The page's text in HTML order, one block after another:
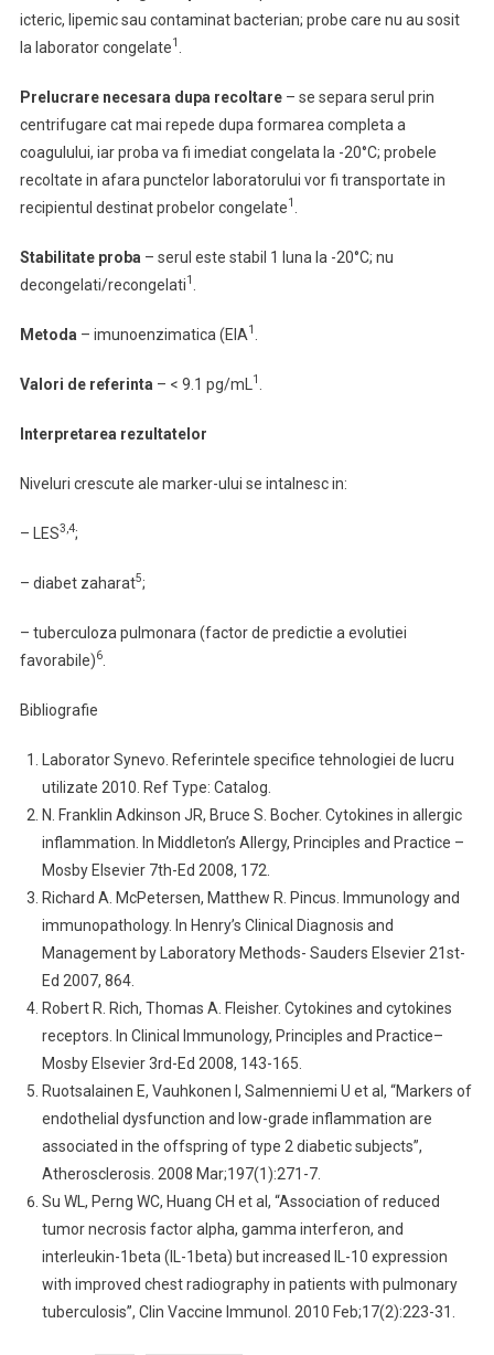
icteric, lipemic sau contaminat bacterian; probe care nu au sosit
la laborator congelate1
Prelucrare necesara dupa recoltare – se separa serul prin
centrifugare cat mai repede dupa formarea completa a
coagulului, iar proba va fi imediat congelata la -20°C; probele
recoltate in afara punctelor laboratorului vor fi transportate in
recipientul destinat probelor congelate1
Stabilitate proba – serul este stabil 1 luna la -20°C; nu
decongelati/recongelati1
Metoda – imunoenzimatica (EIA1
Valori de referinta – < 9.1 pg/mL 1
Interpretarea rezultatelor
Niveluri crescute ale marker-ului se intalnesc in:
– LES3,4;
– diabet zaharat5;
– tuberculoza pulmonara (factor de predictie a evolutiei
favorabile)6.
Bibliografie
Laborator Synevo. Referintele specifice tehnologiei de lucru
utilizate 2010. Ref Type: Catalog.
N. Franklin Adkinson JR, Bruce S. Bocher. Cytokines in allergic
inflammation. In Middleton’s Allergy, Principles and Practice –
Mosby Elsevier 7th-Ed 2008, 172.
Richard A. McPetersen, Matthew R. Pincus. Immunology and
immunopathology. In Henry’s Clinical Diagnosis and
Management by Laboratory Methods- Sauders Elsevier 21st-
Ed 2007, 864.
Robert R. Rich, Thomas A. Fleisher. Cytokines and cytokines
receptors. In Clinical Immunology, Principles and Practice–
Mosby Elsevier 3rd-Ed 2008, 143-165.
Ruotsalainen E, Vauhkonen I, Salmenniemi U et al, “Markers of
endothelial dysfunction and low-grade inflammation are
associated in the offspring of type 2 diabetic subjects”,
Atherosclerosis. 2008 Mar;197(1):271-7.
Su WL, Perng WC, Huang CH et al, “Association of reduced
tumor necrosis factor alpha, gamma interferon, and
interleukin-1beta (IL-1beta) but increased IL-10 expression
with improved chest radiography in patients with pulmonary
tuberculosis”, Clin Vaccine Immunol. 2010 Feb;17(2):223-31.